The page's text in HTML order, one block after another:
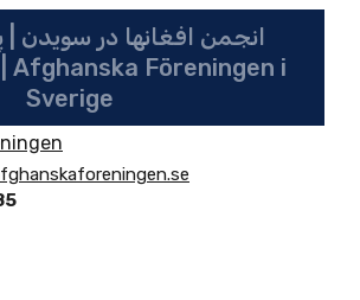
انجمن افغانها در سویدن
Sverige